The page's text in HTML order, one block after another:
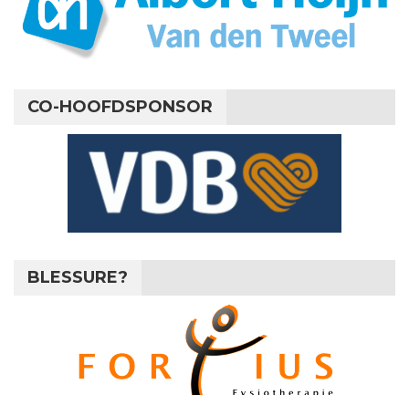
CO-HOOFDSPONSOR
BLESSURE?